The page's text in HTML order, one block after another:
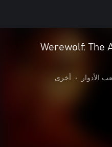
Werewolf: The
الأدوار • أخرى